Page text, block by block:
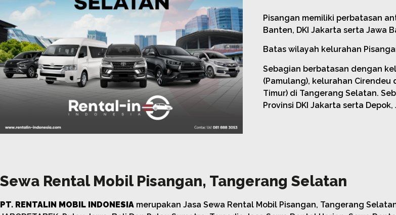
Pisangan memiliki perbatasan
Banten, DKI Jakarta serta Jawa
Batas wilayah kelurahan
Sebagian berbatasan dengan
(Pamulang), kelurahan Cirendeu
Timur) di Tangerang Selatan.
Provinsi DKI Jakarta serta
Sewa Rental Mobil Pisangan, Tangerang Selatan
PT. RENTALIN MOBIL INDONESIA merupakan Jasa Sewa Rental Mobil Pisangan, Tangerang